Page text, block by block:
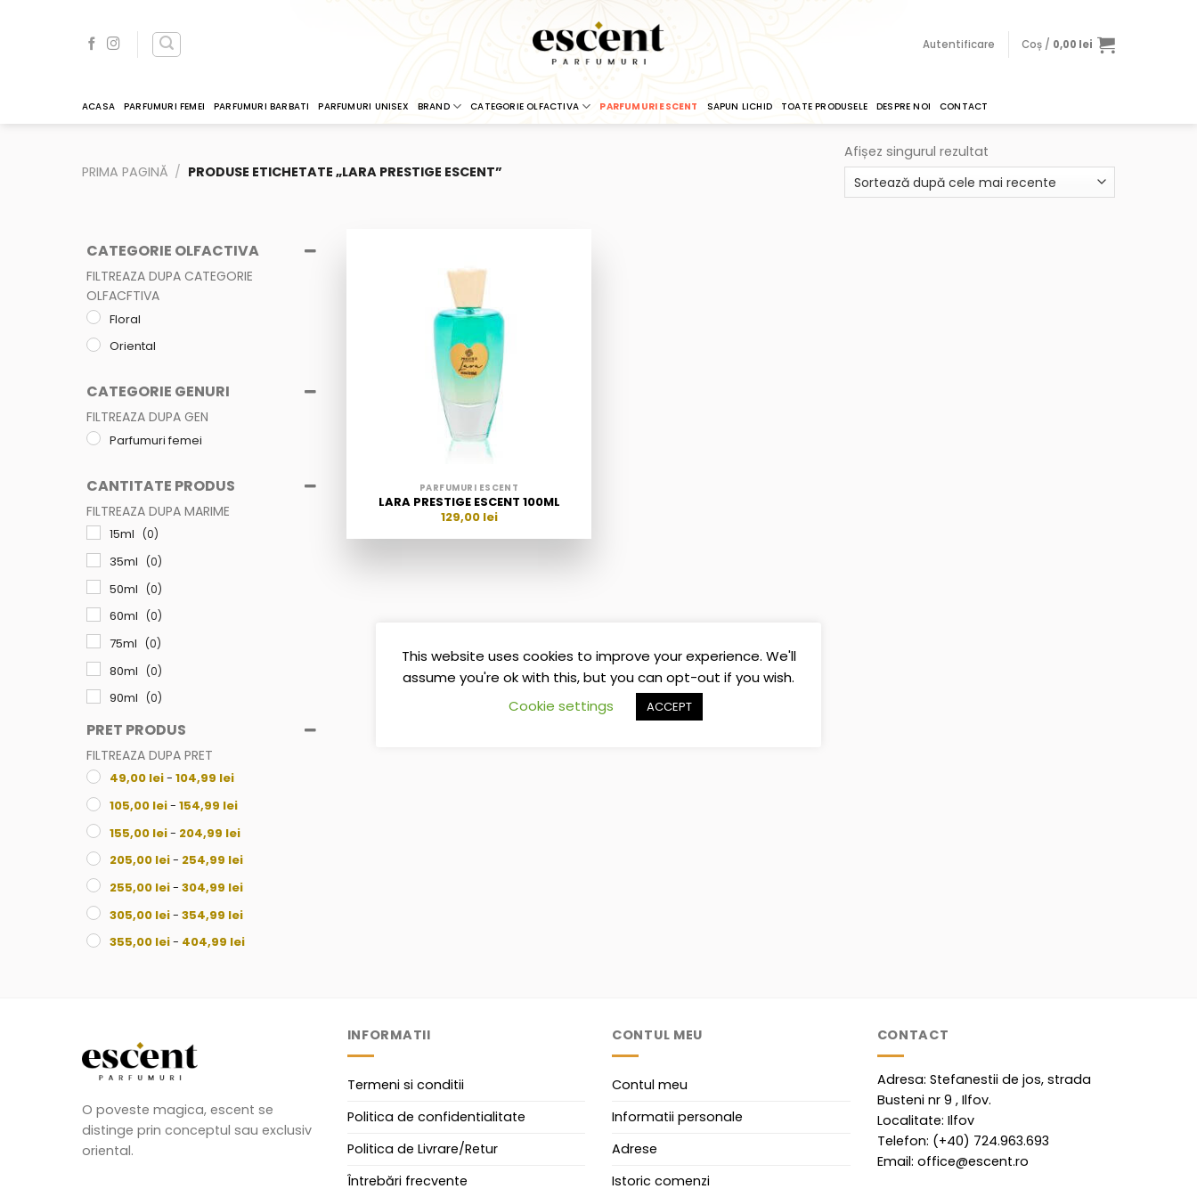
Autentificare Coș / 0,00 lei
ACASA PARFUMURI FEMEI PARFUMURI BARBATI PARFUMURI UNISEX BRAND CATEGORIE OLFACTIVA PARFUMURI ESCENT SAPUN LICHID TOATE PRODUSELE DESPRE NOI CONTACT
PRIMA PAGINĂ / PRODUSE ETICHETATE „LARA PRESTIGE ESCENT”
Afișez singurul rezultat
CATEGORIE OLFACTIVA
FILTREAZA DUPA CATEGORIE
OLFACFTIVA
Floral
Oriental
CATEGORIE GENURI
FILTREAZA DUPA GEN
Parfumuri femei
CANTITATE PRODUS
FILTREAZA DUPA MARIME
15ml (0)
35ml (0)
50ml (0)
60ml (0)
75ml (0)
80ml (0)
90ml (0)
100ml (0)
105ml (0)
250ml (0)
PRET PRODUS
FILTREAZA DUPA PRET
49,00 lei- 104,99 lei
105,00 lei- 154,99 lei
155,00 lei- 204,99 lei
205,00 lei- 254,99 lei
255,00 lei- 304,99 lei
305,00 lei- 354,99 lei
355,00 lei- 404,99 lei
555,00lei-604,99
605,00 lei-
655,00lei-704,99lei
705,00lei-754,99lei
755,00
PARFUMURI ESCENT
LARA PRESTIGE ESCENT 100ML
129,00 lei
O poveste magica, escent se
distinge prin conceptul sau exclusiv
oriental.
INFORMATII
Termeni si conditii
Politica de confidentialitate
Politica de Livrare/Retur
Întrebări frecvente
CONTUL MEU
Contul meu
Informatii personale
Adrese
Istoric comenzi
CONTACT
Adresa: Stefanestii de jos, strada
Busteni nr 9 , Ilfov.
Localitate: Ilfov
Telefon: (+40) 724.963.693
Email: office@escent.ro
This website uses cookies to improve your experience. We'll
assume you're ok with this, but you can opt-out if you wish.
Cookie settings
ACCEPT